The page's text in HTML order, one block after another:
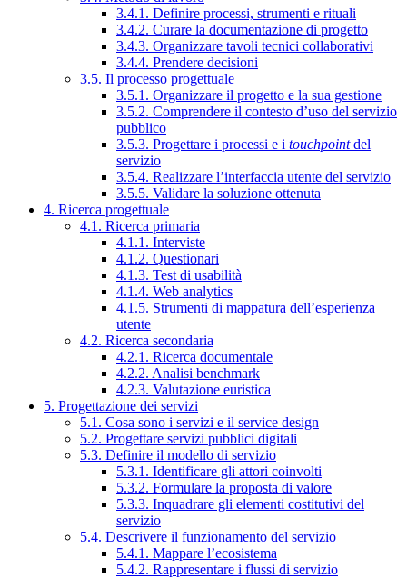
3.4.1. Definire processi, strumenti e rituali
3.4.2. Curare la documentazione di progetto
3.4.3. Organizzare tavoli tecnici collaborativi
3.4.4. Prendere decisioni
3.5. Il processo progettuale
3.5.1. Organizzare il progetto e la sua gestione
3.5.2. Comprendere il contesto d’uso del servizio
pubblico
3.5.3. Progettare i processi e i touchpointdel
servizio
3.5.4. Realizzare l’interfaccia utente del servizio
3.5.5. Validare la soluzione ottenuta
4. Ricerca progettuale
4.1. Ricerca primaria
4.1.1. Interviste
4.1.2. Questionari
4.1.3. Test di usabilità
4.1.4. Web analytics
4.1.5. Strumenti di mappatura dell’esperienza
utente
4.2. Ricerca secondaria
4.2.1. Ricerca documentale
4.2.2. Analisi benchmark
4.2.3. Valutazione euristica
5. Progettazione dei servizi
5.1. Cosa sono i servizi e il service design
5.2. Progettare servizi pubblici digitali
5.3. Definire il modello di servizio
5.3.1. Identificare gli attori coinvolti
5.3.2. Formulare la proposta di valore
5.3.3. Inquadrare gli elementi costitutivi del
servizio
5.4. Descrivere il funzionamento del servizio
5.4.1. Mappare l’ecosistema
5.4.2. Rappresentare i flussi di servizio